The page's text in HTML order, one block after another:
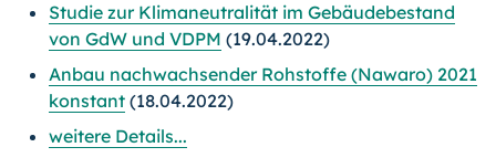
Studie zur Klimaneutralität im Gebäudebestand
von GdW und VDPM (19.04.2022)
Anbau nachwachsender Rohstoffe (Nawaro) 2021
konstant (18.04.2022)
weitere Details...